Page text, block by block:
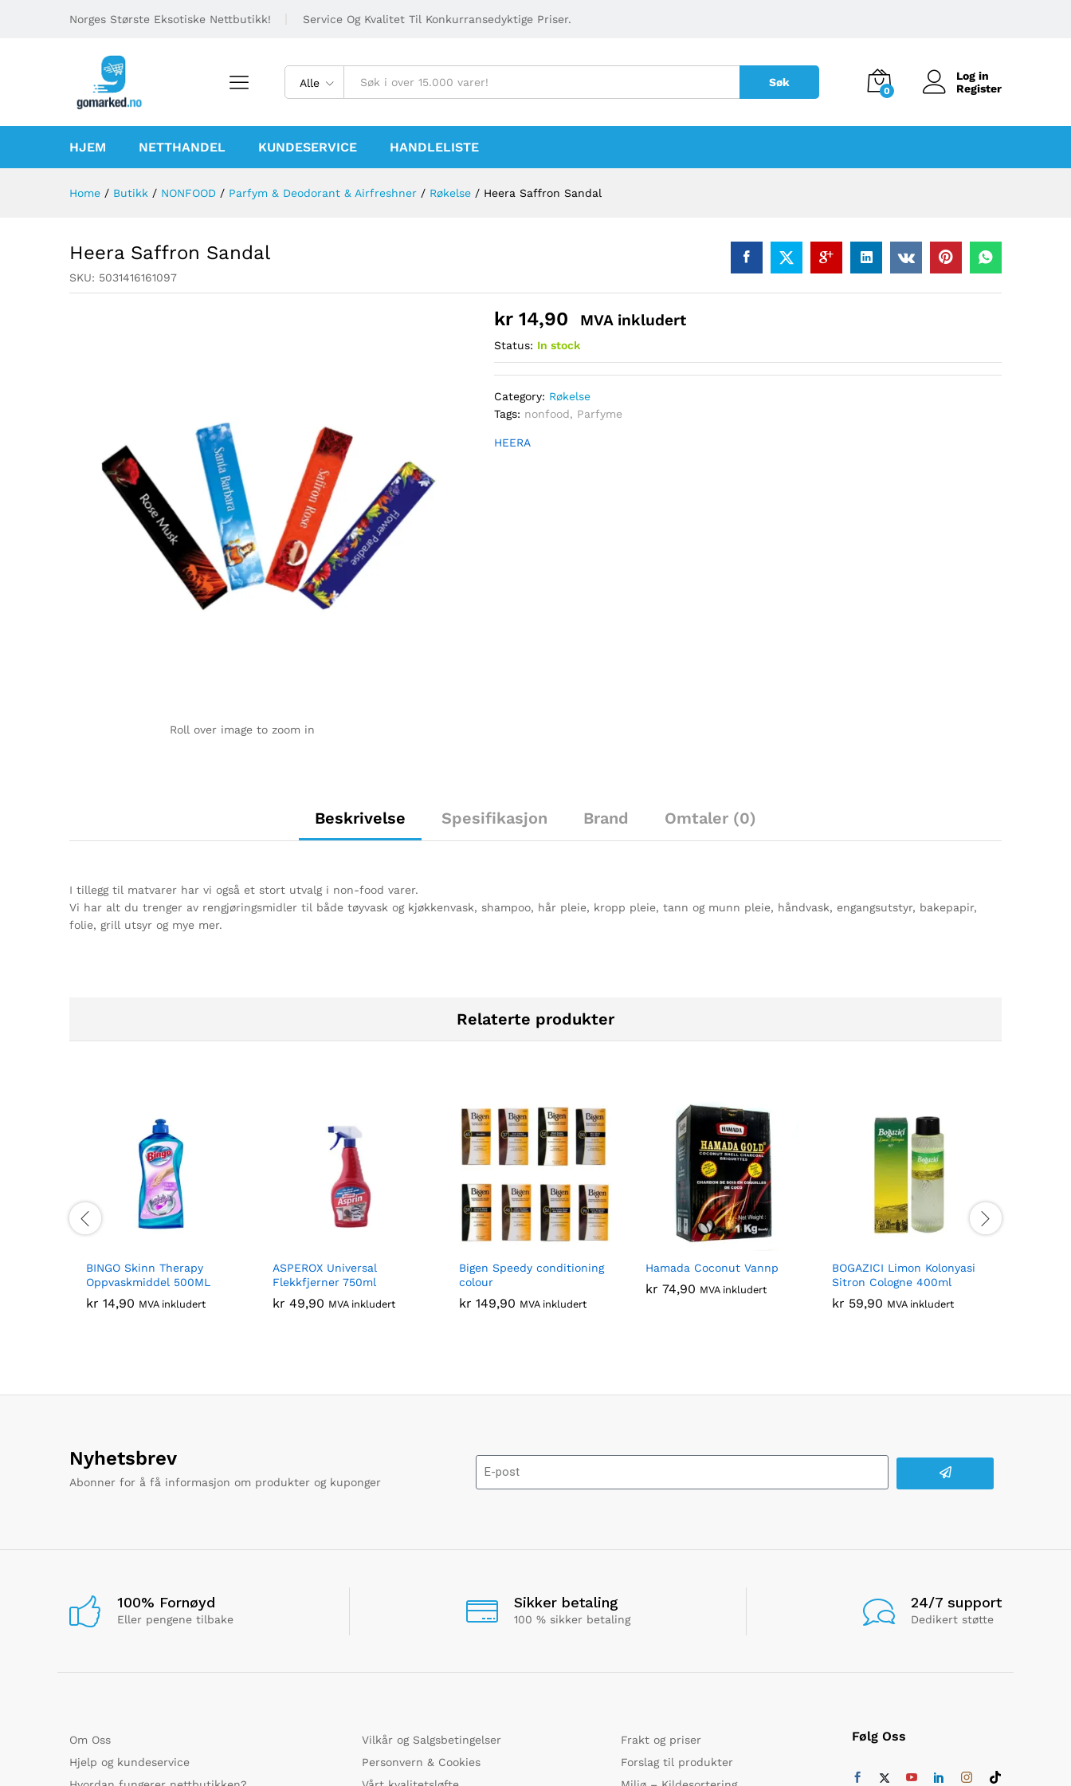
Norges Største Eksotiske Nettbutikk! Service Og Kvalitet Til Konkurransedyktige Priser.
Alle Søk
0
Log in
Register
HJEM NETTHANDEL KUNDESERVICE HANDLELISTE
Home / Butikk / NONFOOD / Parfym & Deodorant & Airfreshner / Røkelse / Heera Saffron Sandal
Heera Saffron Sandal
SKU: 5031416161097
Roll over image to zoom in
kr 14,90 MVA inkludert
Status: In stock
Category: Røkelse
Tags: nonfood, Parfyme
HEERA
Beskrivelse Spesifikasjon Brand Omtaler (0)
I tillegg til matvarer har vi også et stort utvalg i non-food varer.
Vi har alt du trenger av rengjøringsmidler til både tøyvask og kjøkkenvask, shampoo, hår pleie, kropp pleie, tann og munn pleie, håndvask, engangsutstyr, bakepapir,
folie, grill utsyr og mye mer.
Relaterte produkter
BINGO Skinn Therapy
Oppvaskmiddel 500ML
kr 14,90 MVA inkludert
ASPEROX Universal
Flekkfjerner 750ml
kr 49,90 MVA inkludert
Bigen Speedy conditioning
colour
kr 149,90 MVA inkludert
Hamada Coconut Vannp
kr 74,90 MVA inkludert
BOGAZICI Limon Kolonyasi
Sitron Cologne 400ml
kr 59,90 MVA inkludert
Nyhetsbrev
Abonner for å få informasjon om produkter og kuponger
100% Fornøyd
Eller pengene tilbake
Sikker betaling
100 % sikker betaling
24/7 support
Dedikert støtte
Om Oss
Hjelp og kundeservice
Vilkår og Salgsbetingelser
Personvern & Cookies
Frakt og priser
Forslag til produkter
Følg Oss